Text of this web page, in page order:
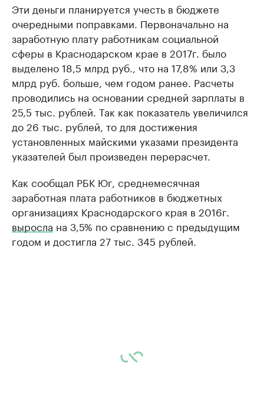
Эти деньги планируется учесть в бюджете
очередными поправками. Первоначально на
заработную плату работникам социальной
сферы в Краснодарском крае в 2017г. было
выделено 18,5 млрд руб., что на 17,8% или 3,3
млрд руб. больше, чем годом ранее. Расчеты
проводились на основании средней зарплаты в
25,5 тыс. рублей. Так как показатель увеличился
до 26 тыс. рублей, то для достижения
установленных майскими указами президента
указателей был произведен перерасчет.
Как сообщал РБК Юг, среднемесячная
заработная плата работников в бюджетных
организациях Краснодарского края в 2016г.
выросла на 3,5% по сравнению с предыдущим
годом и достигла 27 тыс. 345 рублей.